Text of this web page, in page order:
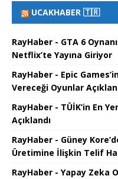
UCAKHABER 🇹🇷
RayHaber - GTA 6
Netflix’te Yayına Giriyor
RayHaber - Epic
Vereceği Oyunlar
RayHaber - TÜİK’in En
Açıklandı
RayHaber - Güney
Üretimine İlişkin Telif
RayHaber - Yapay Zeka